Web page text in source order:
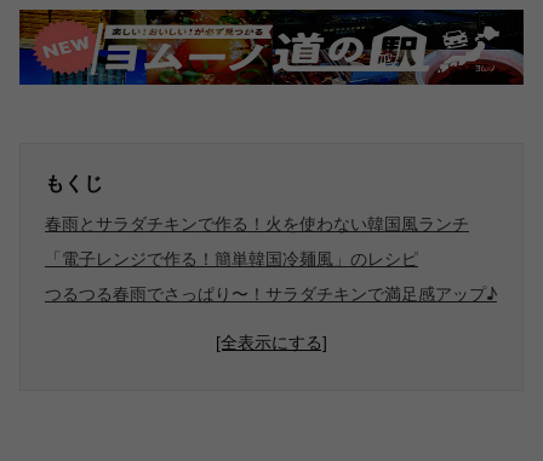
もくじ
春雨とサラダチキンで作る！火を使わない韓国風ランチ
「電子レンジで作る！簡単韓国冷麺風」のレシピ
つるつる春雨でさっぱり〜！サラダチキンで満足感アップ♪
[全表示にする]